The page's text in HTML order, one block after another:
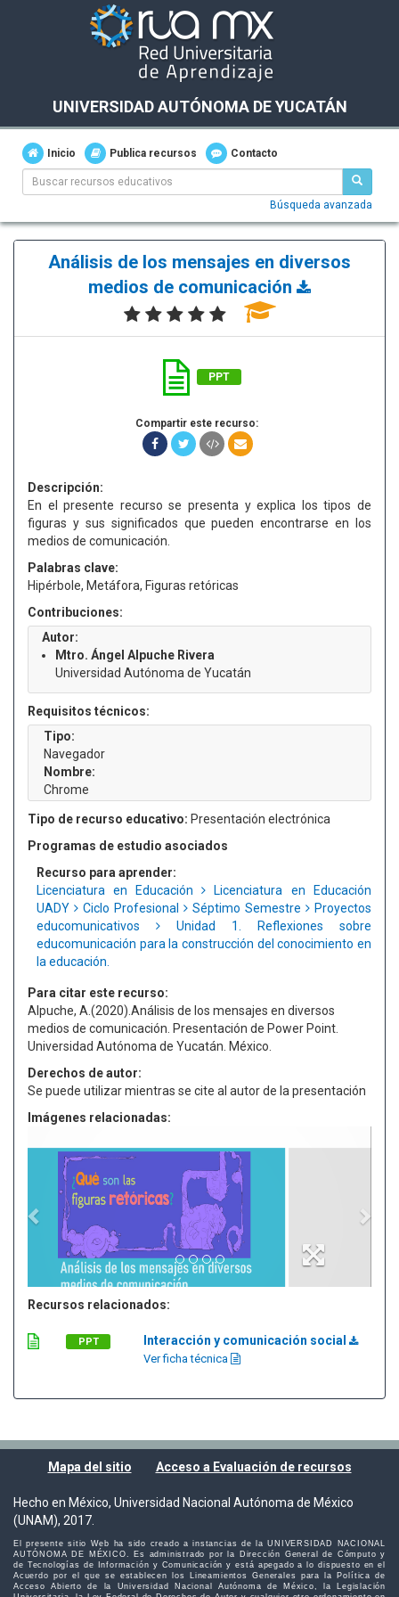
UNIVERSIDAD AUTÓNOMA DE YUCATÁN
Inicio Publica recursos Contacto
Búsqueda avanzada
Análisis de los mensajes en diversos
medios de comunicación
PPT
Compartir este recurso:
Descripción:
En el presente recurso se presenta y explica los tipos de
figuras y sus significados que pueden encontrarse en los
medios de comunicación.
Palabras clave:
Hipérbole, Metáfora, Figuras retóricas
Contribuciones:
Autor:
Mtro. Ángel Alpuche Rivera
Universidad Autónoma de Yucatán
Requisitos técnicos:
Tipo:
Navegador
Nombre:
Chrome
Tipo de recurso educativo: Presentación electrónica
Programas de estudio asociados
Recurso para aprender:
Licenciatura en Educación
Licenciatura en Educación
UADY
Ciclo Profesional Séptimo Semestre
Proyectos
educomunicativos
Unidad 1. Reflexiones sobre
educomunicación para la construcción del conocimiento en
la educación.
Para citar este recurso:
Alpuche, A.(2020).Análisis de los mensajes en diversos
medios de comunicación. Presentación de Power Point.
Universidad Autónoma de Yucatán. México.
Derechos de autor:
Se puede utilizar mientras se cite al autor de la presentación
Imágenes relacionadas:
Recursos relacionados:
PPT Interacción y comunicación social
Ver ficha técnica
Mapa del sitio Acceso a Evaluación de recursos
Hecho en México, Universidad Nacional Autónoma de México
(UNAM), 2017.
El presente sitio Web ha sido creado a instancias de la UNIVERSIDAD NACIONAL
AUTÓNOMA DE MÉXICO. Es administrado por la Dirección General de Cómputo y
de Tecnologías de Información y Comunicación y está apegado a lo dispuesto en el
Acuerdo por el que se establecen los Lineamientos Generales para la Política de
Acceso Abierto de la Universidad Nacional Autónoma de México, la Legislación